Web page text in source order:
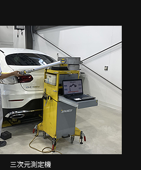
三次元測定機